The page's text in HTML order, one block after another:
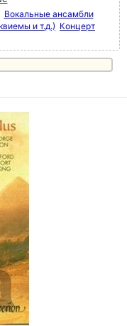
Вокальные ансамбли
и т.д.) Концерт